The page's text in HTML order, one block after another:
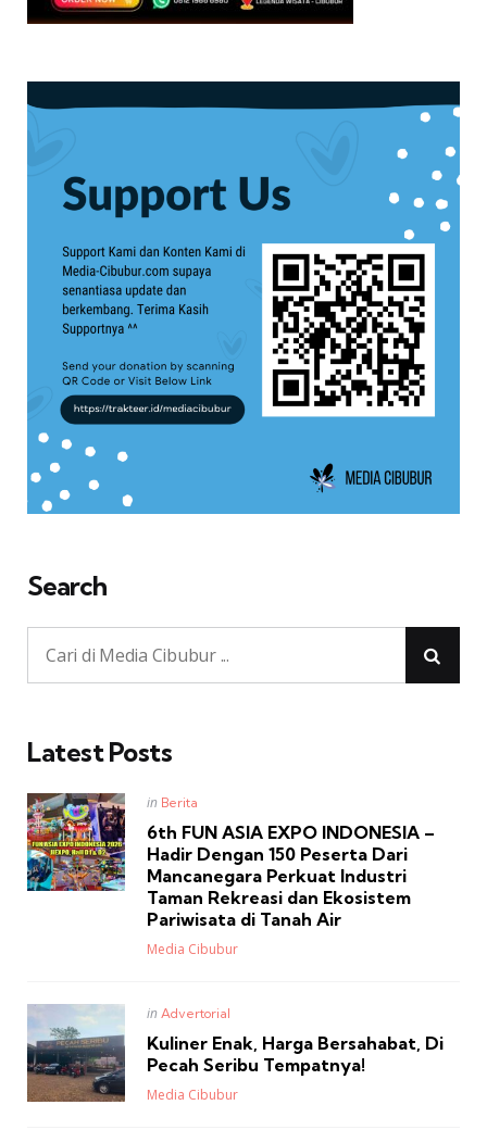
Search
Latest Posts
Posted
in
in Berita
6th FUN ASIA EXPO INDONESIA –
Hadir Dengan 150 Peserta Dari
Mancanegara Perkuat Industri
Taman Rekreasi dan Ekosistem
Pariwisata di Tanah Air
Posted
Media Cibubur
Posted
in Advertorial
Kuliner Enak, Harga Bersahabat, Di
Pecah Seribu Tempatnya!
Posted
Media Cibubur